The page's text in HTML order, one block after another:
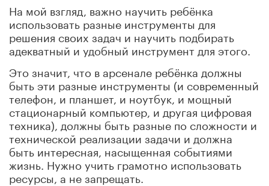
На мой взгляд, важно научить ребёнка
использовать разные инструменты для
решения своих задач и научить подбирать
адекватный и удобный инструмент для этого.
Это значит, что в арсенале ребёнка должны
быть эти разные инструменты (и современный
телефон, и планшет, и ноутбук, и мощный
стационарный компьютер, и другая цифровая
техника), должны быть разные по сложности и
технической реализации задачи и должна
быть интересная, насыщенная событиями
жизнь. Нужно учить грамотно использовать
ресурсы, а не запрещать.